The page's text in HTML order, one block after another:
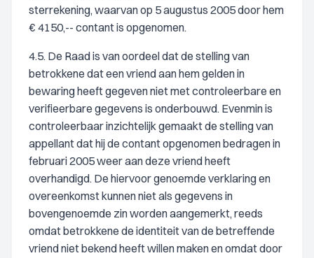
sterrekening, waarvan op 5 augustus 2005 door hem
€ 4150,-- contant is opgenomen.
4.5. De Raad is van oordeel dat de stelling van
betrokkene dat een vriend aan hem gelden in
bewaring heeft gegeven niet met controleerbare en
verifieerbare gegevens is onderbouwd. Evenmin is
controleerbaar inzichtelijk gemaakt de stelling van
appellant dat hij de contant opgenomen bedragen in
februari 2005 weer aan deze vriend heeft
overhandigd. De hiervoor genoemde verklaring en
overeenkomst kunnen niet als gegevens in
bovengenoemde zin worden aangemerkt, reeds
omdat betrokkene de identiteit van de betreffende
vriend niet bekend heeft willen maken en omdat door